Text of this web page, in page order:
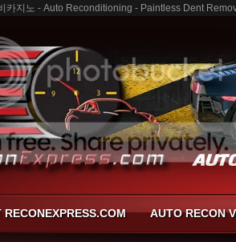
카지노 - Auto Reconditioning - Paintless Dent
RECONEXPRESS.COM AUTO RECON